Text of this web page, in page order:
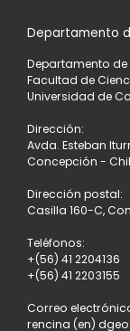
Departamento
Departamento
Facultad de
Universidad de
Dirección:
Avda. Esteban
Concepción -
Dirección postal:
Casilla 160-C,
Teléfonos:
+(56) 41 2204136
+(56) 41 2203155
Correo
rencina (en)